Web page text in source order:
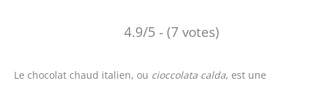
4.9/5 - (7 votes)
Le chocolat chaud italien, ou cioccolata calda, est une